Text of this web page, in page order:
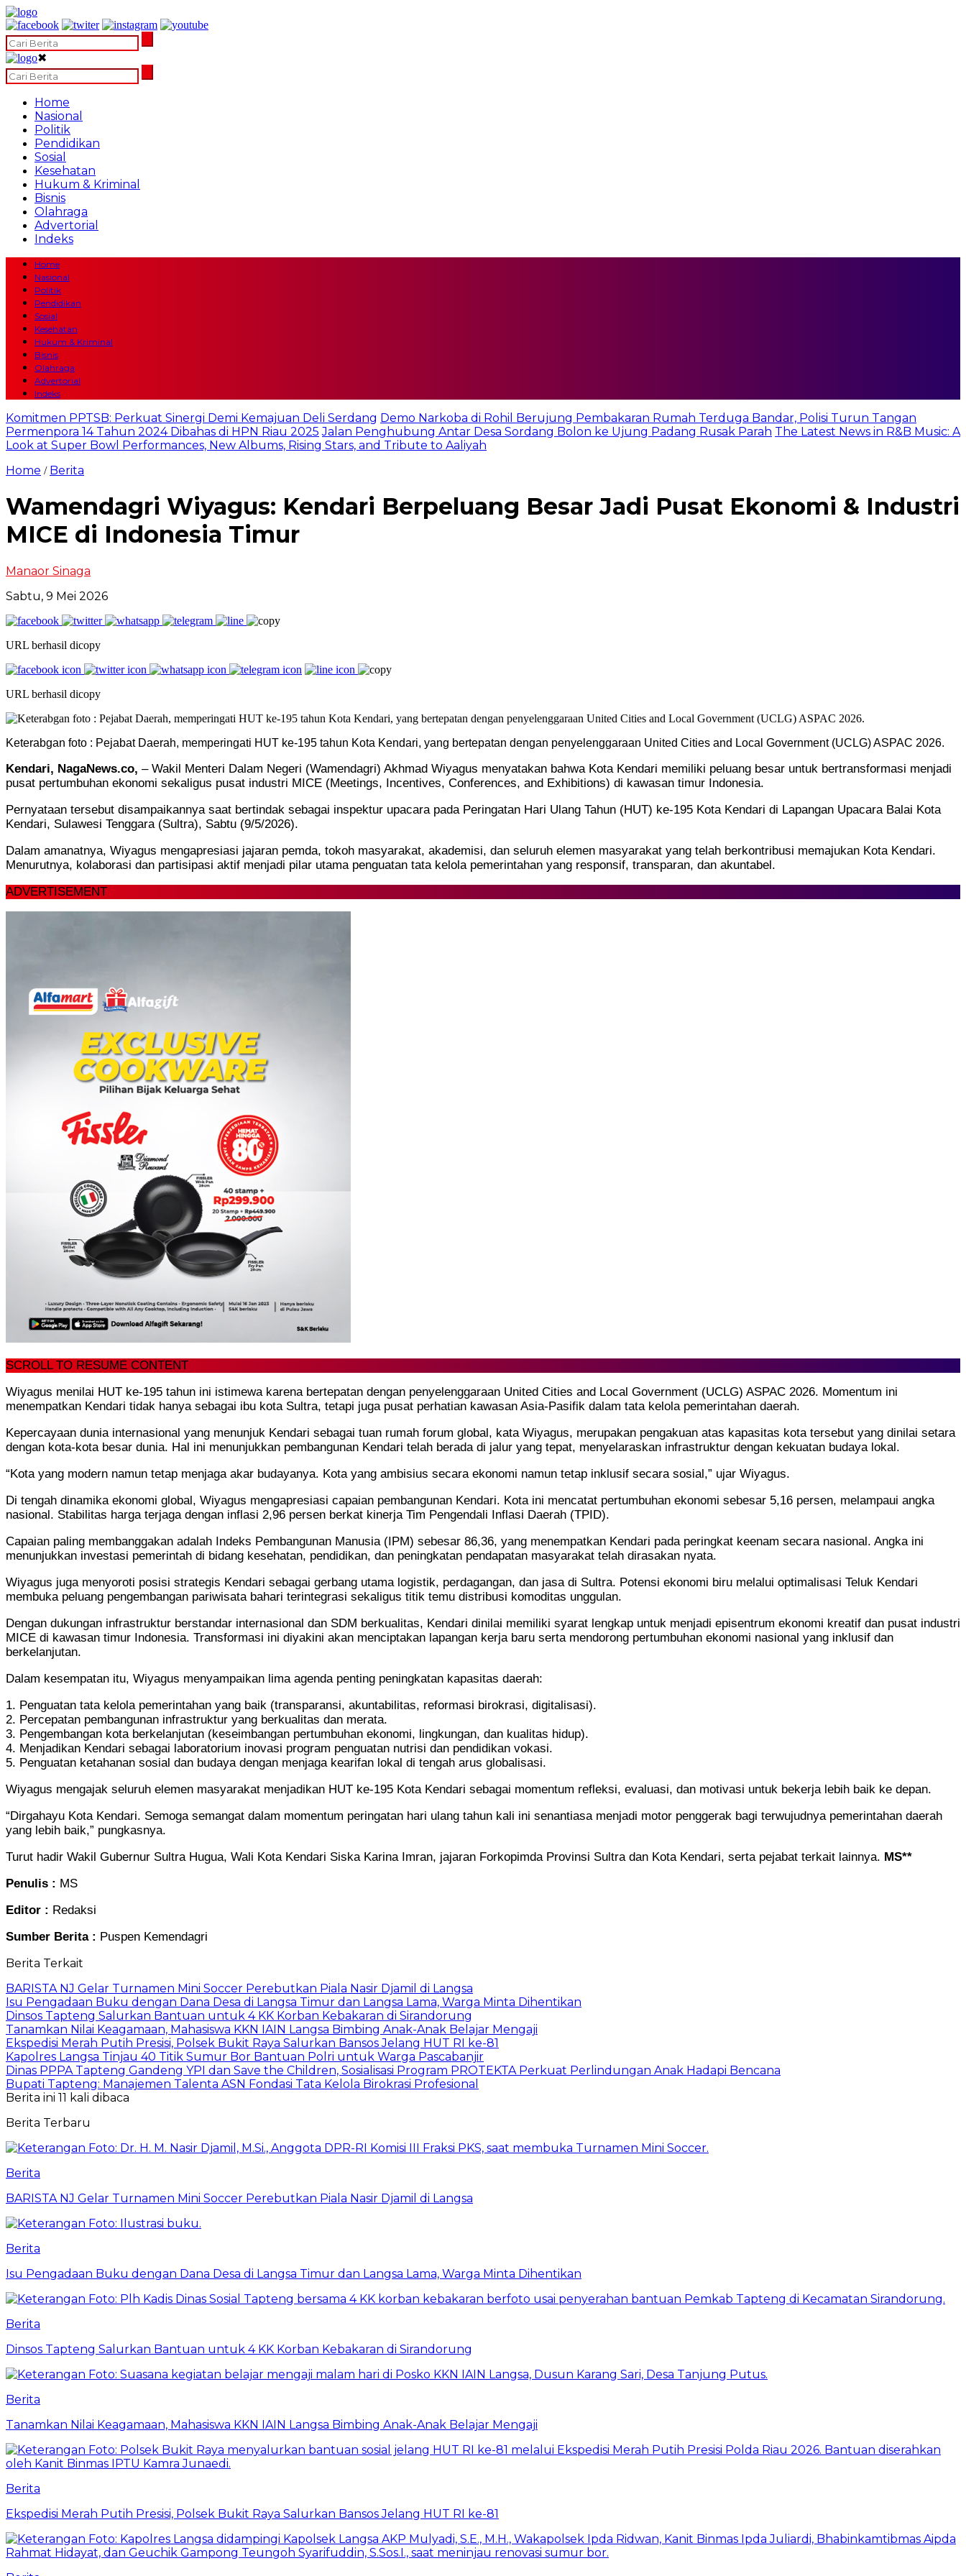
✖
Home
Nasional
Politik
Pendidikan
Sosial
Kesehatan
Hukum & Kriminal
Bisnis
Olahraga
Advertorial
Indeks
Home
Nasional
Politik
Pendidikan
Sosial
Kesehatan
Hukum & Kriminal
Bisnis
Olahraga
Advertorial
Indeks
Komitmen PPTSB: Perkuat Sinergi Demi Kemajuan Deli Serdang Demo Narkoba di Rohil Berujung Pembakaran Rumah Terduga Bandar, Polisi Turun Tangan
Permenpora 14 Tahun 2024 Dibahas di HPN Riau 2025 Jalan Penghubung Antar Desa Sordang Bolon ke Ujung Padang Rusak Parah The Latest News in R&B Music: A
Look at Super Bowl Performances, New Albums, Rising Stars, and Tribute to Aaliyah
Home / Berita
Wamendagri Wiyagus: Kendari Berpeluang Besar Jadi Pusat Ekonomi & Industri
MICE di Indonesia Timur
Manaor Sinaga
Sabtu, 9 Mei 2026
URL berhasil dicopy
URL berhasil dicopy
Keterabgan foto : Pejabat Daerah, memperingati HUT ke-195 tahun Kota Kendari, yang bertepatan dengan penyelenggaraan United Cities and Local Government (UCLG) ASPAC 2026.
Kendari, NagaNews.co, – Wakil Menteri Dalam Negeri (Wamendagri) Akhmad Wiyagus menyatakan bahwa Kota Kendari memiliki peluang besar untuk bertransformasi menjadi
pusat pertumbuhan ekonomi sekaligus pusat industri MICE (Meetings, Incentives, Conferences, and Exhibitions) di kawasan timur Indonesia.
Pernyataan tersebut disampaikannya saat bertindak sebagai inspektur upacara pada Peringatan Hari Ulang Tahun (HUT) ke-195 Kota Kendari di Lapangan Upacara Balai Kota
Kendari, Sulawesi Tenggara (Sultra), Sabtu (9/5/2026).
Dalam amanatnya, Wiyagus mengapresiasi jajaran pemda, tokoh masyarakat, akademisi, dan seluruh elemen masyarakat yang telah berkontribusi memajukan Kota Kendari.
Menurutnya, kolaborasi dan partisipasi aktif menjadi pilar utama penguatan tata kelola pemerintahan yang responsif, transparan, dan akuntabel.
ADVERTISEMENT
SCROLL TO RESUME CONTENT
Wiyagus menilai HUT ke-195 tahun ini istimewa karena bertepatan dengan penyelenggaraan United Cities and Local Government (UCLG) ASPAC 2026. Momentum ini
menempatkan Kendari tidak hanya sebagai ibu kota Sultra, tetapi juga pusat perhatian kawasan Asia-Pasifik dalam tata kelola pemerintahan daerah.
Kepercayaan dunia internasional yang menunjuk Kendari sebagai tuan rumah forum global, kata Wiyagus, merupakan pengakuan atas kapasitas kota tersebut yang dinilai setara
dengan kota-kota besar dunia. Hal ini menunjukkan pembangunan Kendari telah berada di jalur yang tepat, menyelaraskan infrastruktur dengan kekuatan budaya lokal.
“Kota yang modern namun tetap menjaga akar budayanya. Kota yang ambisius secara ekonomi namun tetap inklusif secara sosial,” ujar Wiyagus.
Di tengah dinamika ekonomi global, Wiyagus mengapresiasi capaian pembangunan Kendari. Kota ini mencatat pertumbuhan ekonomi sebesar 5,16 persen, melampaui angka
nasional. Stabilitas harga terjaga dengan inflasi 2,96 persen berkat kinerja Tim Pengendali Inflasi Daerah (TPID).
Capaian paling membanggakan adalah Indeks Pembangunan Manusia (IPM) sebesar 86,36, yang menempatkan Kendari pada peringkat keenam secara nasional. Angka ini
menunjukkan investasi pemerintah di bidang kesehatan, pendidikan, dan peningkatan pendapatan masyarakat telah dirasakan nyata.
Wiyagus juga menyoroti posisi strategis Kendari sebagai gerbang utama logistik, perdagangan, dan jasa di Sultra. Potensi ekonomi biru melalui optimalisasi Teluk Kendari
membuka peluang pengembangan pariwisata bahari terintegrasi sekaligus titik temu distribusi komoditas unggulan.
Dengan dukungan infrastruktur berstandar internasional dan SDM berkualitas, Kendari dinilai memiliki syarat lengkap untuk menjadi episentrum ekonomi kreatif dan pusat industri
MICE di kawasan timur Indonesia. Transformasi ini diyakini akan menciptakan lapangan kerja baru serta mendorong pertumbuhan ekonomi nasional yang inklusif dan
berkelanjutan.
Dalam kesempatan itu, Wiyagus menyampaikan lima agenda penting peningkatan kapasitas daerah:
1. Penguatan tata kelola pemerintahan yang baik (transparansi, akuntabilitas, reformasi birokrasi, digitalisasi).
2. Percepatan pembangunan infrastruktur yang berkualitas dan merata.
3. Pengembangan kota berkelanjutan (keseimbangan pertumbuhan ekonomi, lingkungan, dan kualitas hidup).
4. Menjadikan Kendari sebagai laboratorium inovasi program penguatan nutrisi dan pendidikan vokasi.
5. Penguatan ketahanan sosial dan budaya dengan menjaga kearifan lokal di tengah arus globalisasi.
Wiyagus mengajak seluruh elemen masyarakat menjadikan HUT ke-195 Kota Kendari sebagai momentum refleksi, evaluasi, dan motivasi untuk bekerja lebih baik ke depan.
“Dirgahayu Kota Kendari. Semoga semangat dalam momentum peringatan hari ulang tahun kali ini senantiasa menjadi motor penggerak bagi terwujudnya pemerintahan daerah
yang lebih baik,” pungkasnya.
Turut hadir Wakil Gubernur Sultra Hugua, Wali Kota Kendari Siska Karina Imran, jajaran Forkopimda Provinsi Sultra dan Kota Kendari, serta pejabat terkait lainnya. MS**
Penulis : MS
Editor : Redaksi
Sumber Berita : Puspen Kemendagri
Berita Terkait
BARISTA NJ Gelar Turnamen Mini Soccer Perebutkan Piala Nasir Djamil di Langsa
Isu Pengadaan Buku dengan Dana Desa di Langsa Timur dan Langsa Lama, Warga Minta Dihentikan
Dinsos Tapteng Salurkan Bantuan untuk 4 KK Korban Kebakaran di Sirandorung
Tanamkan Nilai Keagamaan, Mahasiswa KKN IAIN Langsa Bimbing Anak-Anak Belajar Mengaji
Ekspedisi Merah Putih Presisi, Polsek Bukit Raya Salurkan Bansos Jelang HUT RI ke-81
Kapolres Langsa Tinjau 40 Titik Sumur Bor Bantuan Polri untuk Warga Pascabanjir
Dinas PPPA Tapteng Gandeng YPI dan Save the Children, Sosialisasi Program PROTEKTA Perkuat Perlindungan Anak Hadapi Bencana
Bupati Tapteng: Manajemen Talenta ASN Fondasi Tata Kelola Birokrasi Profesional
Berita ini 11 kali dibaca
Berita Terbaru
Berita
BARISTA NJ Gelar Turnamen Mini Soccer Perebutkan Piala Nasir Djamil di Langsa
Berita
Isu Pengadaan Buku dengan Dana Desa di Langsa Timur dan Langsa Lama, Warga Minta Dihentikan
Berita
Dinsos Tapteng Salurkan Bantuan untuk 4 KK Korban Kebakaran di Sirandorung
Berita
Tanamkan Nilai Keagamaan, Mahasiswa KKN IAIN Langsa Bimbing Anak-Anak Belajar Mengaji
Berita
Ekspedisi Merah Putih Presisi, Polsek Bukit Raya Salurkan Bansos Jelang HUT RI ke-81